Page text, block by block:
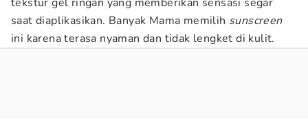
saat diaplikasikan. Banyak Mama memilih sunscreen
ini karena terasa nyaman dan tidak lengket di kulit.